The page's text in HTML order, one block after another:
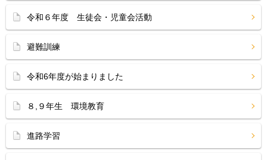
令和６年度 生徒会・児童会活動
避難訓練
令和6年度が始まりました
８,９年生 環境教育
進路学習